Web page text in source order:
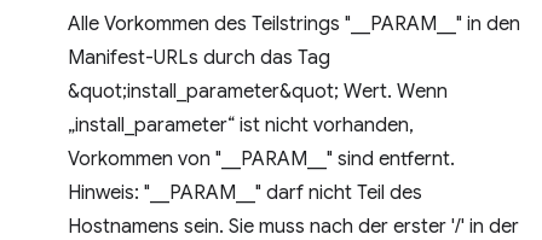
Alle Vorkommen des Teilstrings "__PARAM__" in den
Manifest-URLs durch das Tag
&quot;install_parameter&quot; Wert. Wenn
„install_parameter“ ist nicht vorhanden,
Vorkommen von "__PARAM__" sind entfernt.
Hinweis: "__PARAM__" darf nicht Teil des
Hostnamens sein. Sie muss nach der erster '/' in der